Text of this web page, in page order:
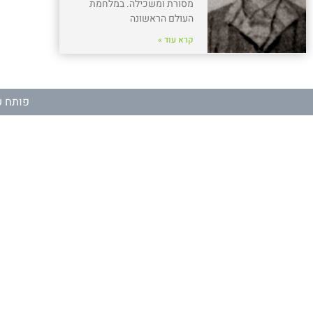
מסורת ומשכילה. במלחמת
העולם הראשונה
קרא עוד »
פותח